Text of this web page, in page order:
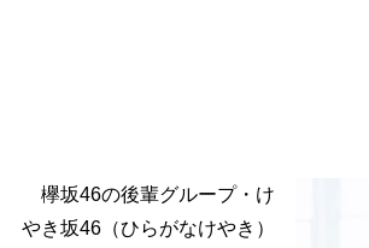
欅坂46の後輩グループ・け
き坂46（ひらがなけやき）